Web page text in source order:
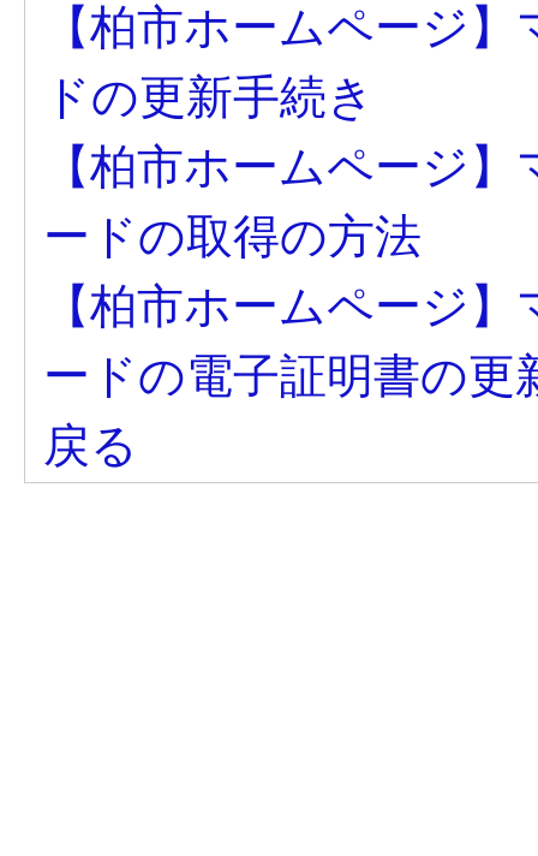
【柏市ホームページ
ドの更新手続き
【柏市ホームページ
ードの取得の方法
【柏市ホームページ
ードの電子証明書の更
戻る